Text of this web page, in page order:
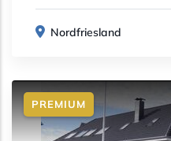
Nordfriesland
PREMIUM